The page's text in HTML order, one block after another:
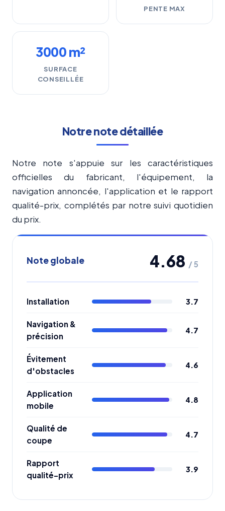
PENTE MAX
3000 m²
SURFACE
CONSEILLÉE
Notre note détaillée
Notre note s'appuie sur les caractéristiques
officielles du fabricant, l'équipement, la
navigation annoncée, l'application et le rapport
qualité-prix, complétés par notre suivi quotidien
du prix.
Note globale 4.68 / 5
Installation 3.7
Navigation &
précision
4.7
Évitement
d'obstacles
4.6
Application
mobile
4.8
Qualité de
coupe
4.7
Rapport
qualité-prix
3.9